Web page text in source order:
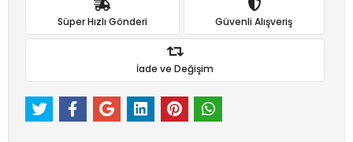
Süper Hızlı Gönderi Güvenli Alışveriş
İade ve Değişim